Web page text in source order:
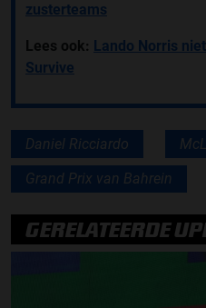
zusterteams
Lees ook: Lando Norris
Survive
Daniel Ricciardo
Grand Prix van Bahrein
GERELATEERDE